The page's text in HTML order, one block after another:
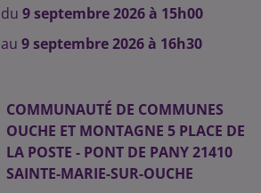
du 9 septembre 2026 à 15h00
au 9 septembre 2026 à 16h30
COMMUNAUTÉ DE COMMUNES
OUCHE ET MONTAGNE 5 PLACE DE
LA POSTE - PONT DE PANY 21410
SAINTE-MARIE-SUR-OUCHE